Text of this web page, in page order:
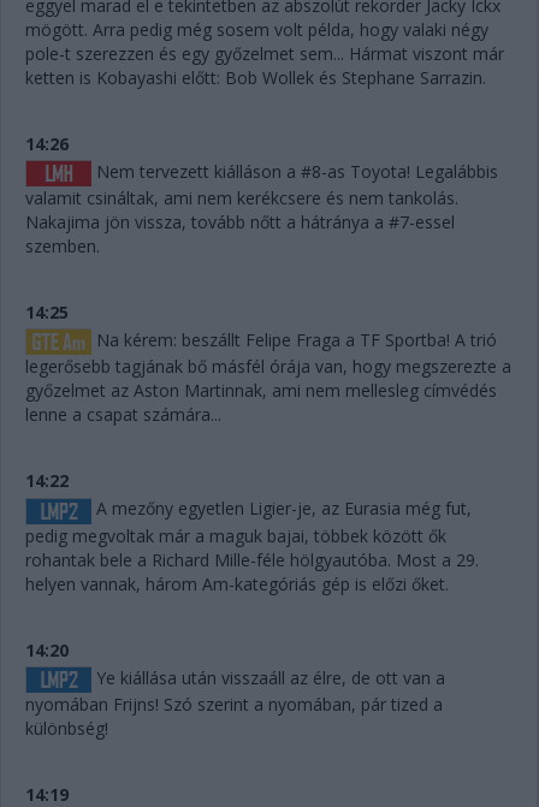
eggyel marad el e tekintetben az abszolút rekorder Jacky Ickx
mögött. Arra pedig még sosem volt példa, hogy valaki négy
pole-t szerezzen és egy győzelmet sem... Hármat viszont már
ketten is Kobayashi előtt: Bob Wollek és Stephane Sarrazin.
14:26
Nem tervezett kiálláson a #8-as Toyota! Legalábbis
valamit csináltak, ami nem kerékcsere és nem tankolás.
Nakajima jön vissza, tovább nőtt a hátránya a #7-essel
szemben.
14:25
Na kérem: beszállt Felipe Fraga a TF Sportba! A trió
legerősebb tagjának bő másfél órája van, hogy megszerezte a
győzelmet az Aston Martinnak, ami nem mellesleg címvédés
lenne a csapat számára...
14:22
A mezőny egyetlen Ligier-je, az Eurasia még fut,
pedig megvoltak már a maguk bajai, többek között ők
rohantak bele a Richard Mille-féle hölgyautóba. Most a 29.
helyen vannak, három Am-kategóriás gép is előzi őket.
14:20
Ye kiállása után visszaáll az élre, de ott van a
nyomában Frijns! Szó szerint a nyomában, pár tized a
különbség!
14:19